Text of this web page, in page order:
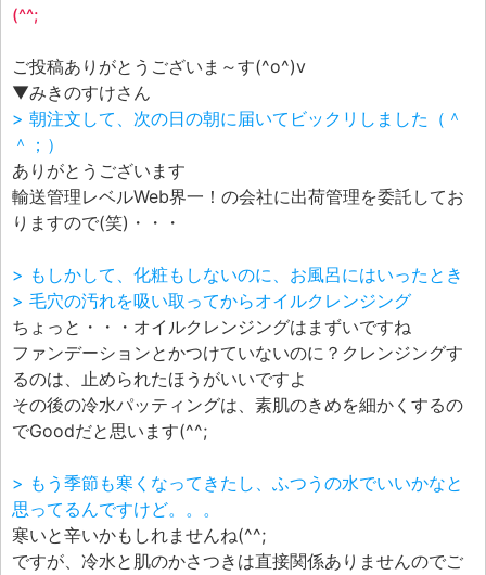
(^^;
ご投稿ありがとうございま～す(^o^)v
▼みきのすけさん
> 朝注文して、次の日の朝に届いてビックリしました（＾
＾；）
ありがとうございます
輸送管理レベルWeb界一！の会社に出荷管理を委託してお
りますので(笑)・・・
> もしかして、化粧もしないのに、お風呂にはいったとき
> 毛穴の汚れを吸い取ってからオイルクレンジング
ちょっと・・・オイルクレンジングはまずいですね
ファンデーションとかつけていないのに？クレンジングす
るのは、止められたほうがいいですよ
その後の冷水パッティングは、素肌のきめを細かくするの
でGoodだと思います(^^;
> もう季節も寒くなってきたし、ふつうの水でいいかなと
思ってるんですけど。。。
寒いと辛いかもしれませんね(^^;
ですが、冷水と肌のかさつきは直接関係ありませんのでご